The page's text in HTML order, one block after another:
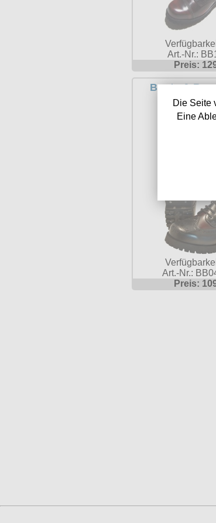
Art.-Nr.:
Preis:
Boots &
schwarz/
Art.-Nr.:
Preis:
Die Seite
Eine